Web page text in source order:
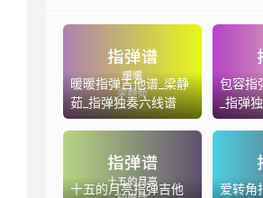
暖暖指弹吉他谱_梁静
茹_指弹独奏六线谱
包容指
_指弹
十五的月亮指弹吉他
爱转角